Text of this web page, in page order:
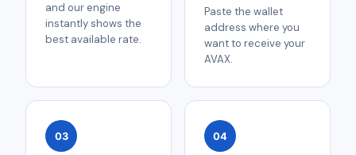
and our engine
instantly shows the
best available rate.
Paste the wallet
address where you
want to receive your
AVAX.
03 04